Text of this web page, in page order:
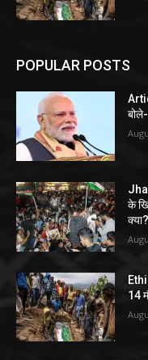
POPULAR POSTS
के
क्या?
14